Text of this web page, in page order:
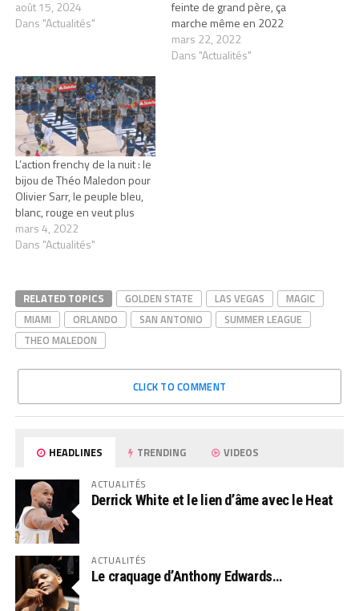
août 15, 2024
Dans "Actualités"
feinte de grand père, ça
marche même en 2022
mars 22, 2022
Dans "Actualités"
L’action frenchy de la nuit : le
bijou de Théo Maledon pour
Olivier Sarr, le peuple bleu,
blanc, rouge en veut plus
mars 4, 2022
Dans "Actualités"
RELATED TOPICS GOLDEN STATE LAS VEGAS
MAGIC
MIAMI
ORLANDO SAN ANTONIO
SUMMER LEAGUE
THEO MALEDON
CLICK TO COMMENT
HEADLINES TRENDING VIDEOS
ACTUALITÉS
Derrick White et le lien d’âme avec le Heat
ACTUALITÉS
Le craquage d’Anthony Edwards…